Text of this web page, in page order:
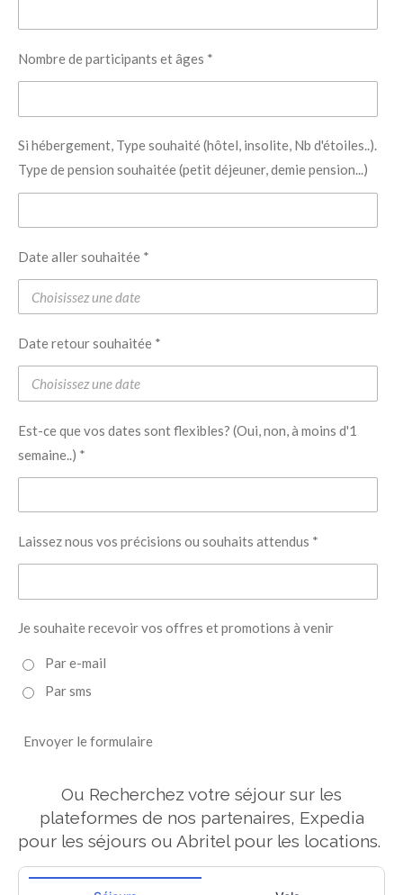
Nombre de participants et âges *
Si hébergement, Type souhaité (hôtel, insolite, Nb d'étoiles..).
Type de pension souhaitée (petit déjeuner, demie pension...)
Date aller souhaitée *
Date retour souhaitée *
Est-ce que vos dates sont flexibles? (Oui, non, à moins d'1
semaine..) *
Laissez nous vos précisions ou souhaits attendus *
Je souhaite recevoir vos offres et promotions à venir
Par e-mail
Par sms
Envoyer le formulaire
Ou Recherchez votre séjour sur les
plateformes de nos partenaires, Expedia
pour les séjours ou Abritel pour les locations.